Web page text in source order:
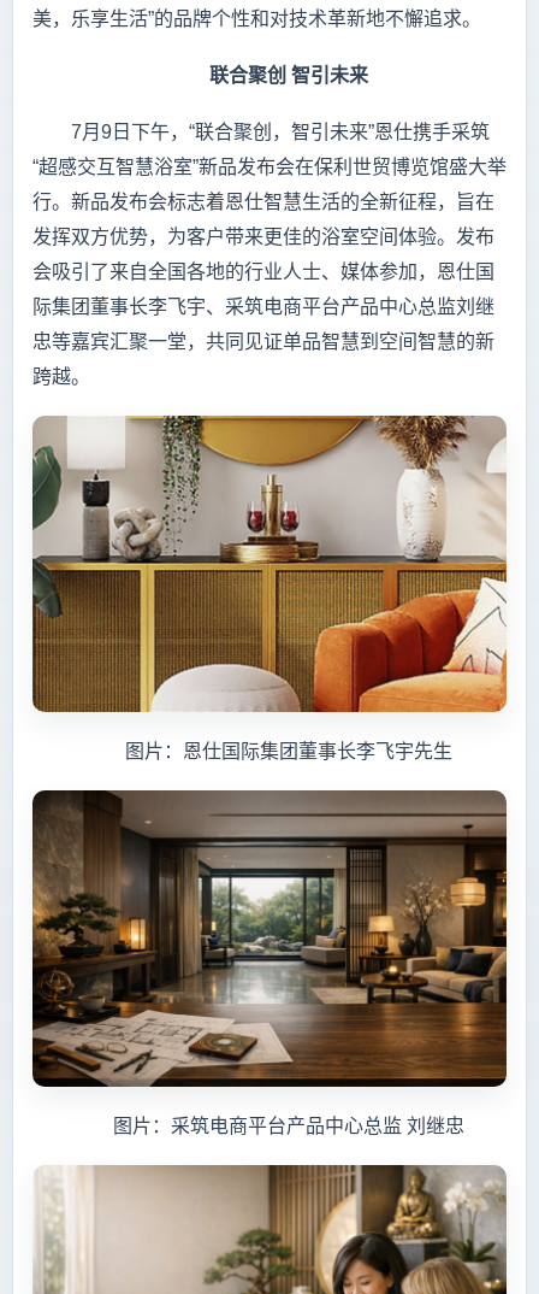
美，乐享生活”的品牌个性和对技术革新地不懈追求。
联合聚创 智引未来
7月9日下午，“联合聚创，智引未来”恩仕携手采筑
“超感交互智慧浴室”新品发布会在保利世贸博览馆盛大举
行。新品发布会标志着恩仕智慧生活的全新征程，旨在
发挥双方优势，为客户带来更佳的浴室空间体验。发布
会吸引了来自全国各地的行业人士、媒体参加，恩仕国
际集团董事长李飞宇、采筑电商平台产品中心总监刘继
忠等嘉宾汇聚一堂，共同见证单品智慧到空间智慧的新
跨越。
图片：恩仕国际集团董事长李飞宇先生
图片：采筑电商平台产品中心总监 刘继忠